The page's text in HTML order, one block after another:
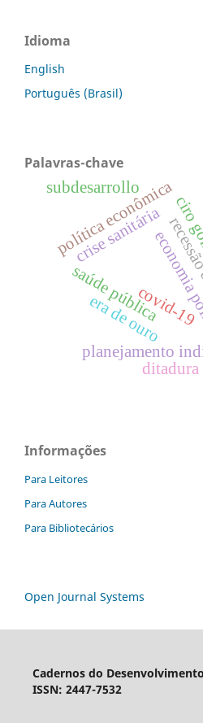
Idioma
English
Português (Brasil)
Palavras-chave
planejamento
covid-19
saúde pública
era de ouro
crise sanitária
política econômicaciro
subdesarrollo
Informações
Para Leitores
Para Autores
Para Bibliotecários
Open Journal Systems
Cadernos do
ISSN: 2447-7532